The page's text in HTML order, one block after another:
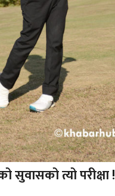
त्यो परीक्षा !